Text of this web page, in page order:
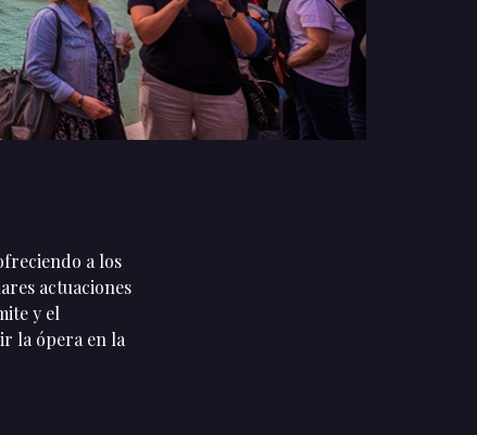
a los
actuaciones
y el
la ópera en la